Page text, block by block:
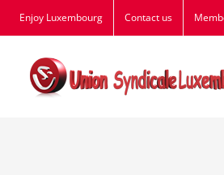
Skip
to
content
Enjoy Luxembourg Contact us